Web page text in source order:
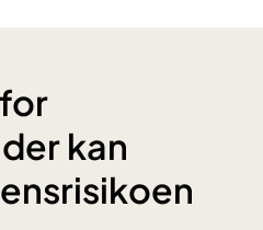
kan